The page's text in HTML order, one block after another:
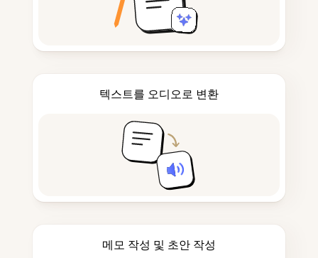
텍스트를 오디오로 변환
메모 작성 및 초안 작성